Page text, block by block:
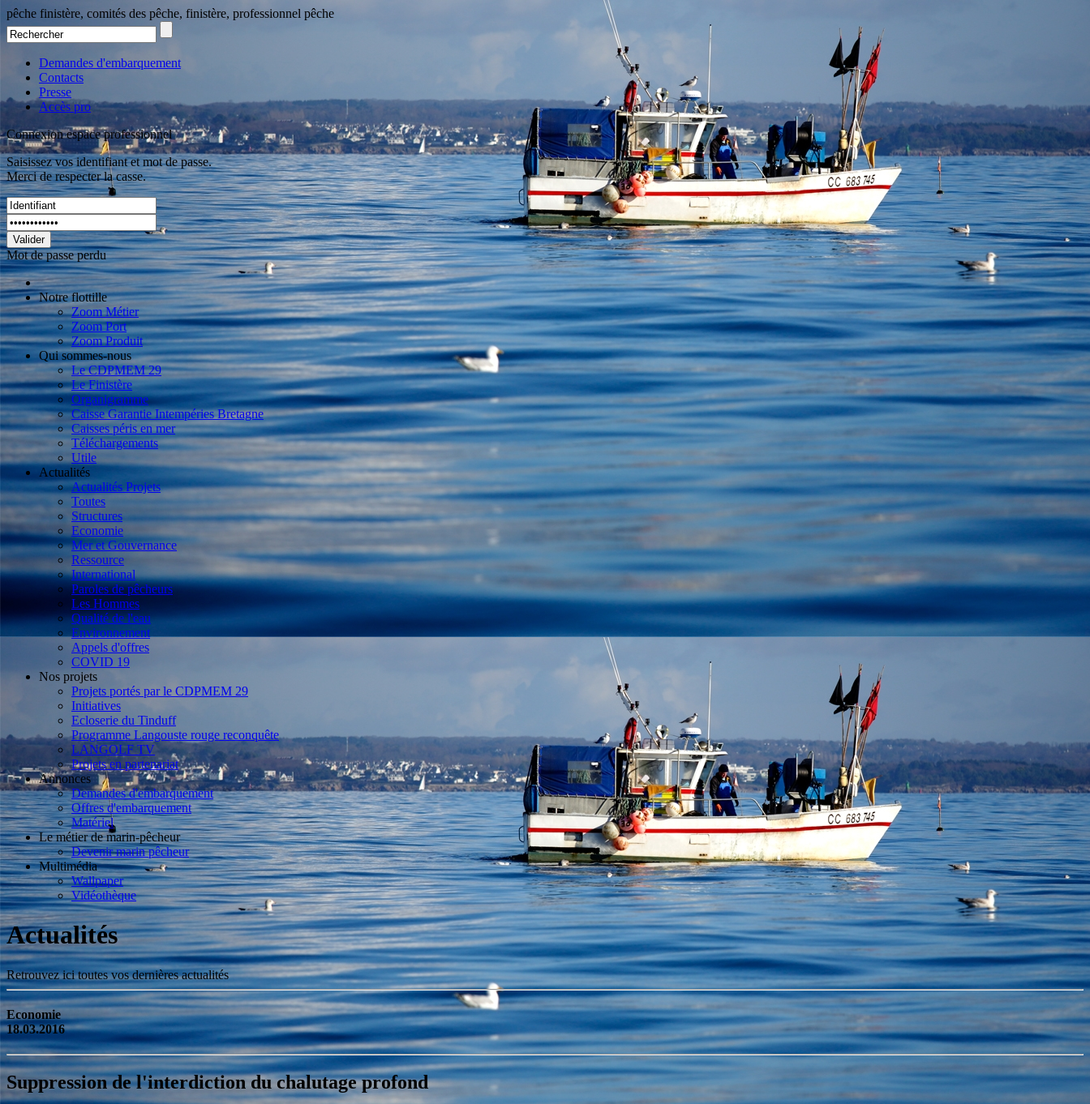
pêche finistère, comités des pêche, finistère, professionnel pêche
Demandes d'embarquement
Contacts
Presse
Accès pro
Connexion espace professionnel
Saisissez vos identifiant et mot de passe.
Merci de respecter la casse.
Valider
Mot de passe perdu
Notre flottille
Zoom Métier
Zoom Port
Zoom Produit
Qui sommes-nous
Le CDPMEM 29
Le Finistère
Organigramme
Caisse Garantie Intempéries Bretagne
Caisses péris en mer
Téléchargements
Utile
Actualités
Actualités Projets
Toutes
Structures
Economie
Mer et Gouvernance
Ressource
International
Paroles de pêcheurs
Les Hommes
Qualité de l'eau
Environnement
Appels d'offres
COVID 19
Nos projets
Projets portés par le CDPMEM 29
Initiatives
Ecloserie du Tinduff
Programme Langouste rouge reconquête
LANGOLF TV
Projets en partenariat
Annonces
Demandes d'embarquement
Offres d'embarquement
Matériel
Le métier de marin-pêcheur
Devenir marin pêcheur
Multimédia
Wallpaper
Vidéothèque
Actualités
Retrouvez ici toutes vos dernières actualités
Economie
18.03.2016
Suppression de l'interdiction du chalutage profond